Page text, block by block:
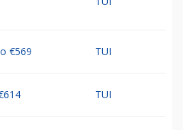
€569 TUI
TUI